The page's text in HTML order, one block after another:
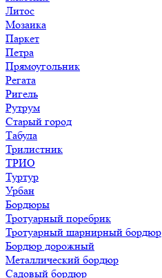
Литос
Мозаика
Паркет
Петра
Прямоугольник
Регата
Ригель
Рутрум
Старый город
Табула
Трилистник
ТРИО
Туртур
Урбан
Бордюры
Тротуарный поребрик
Тротуарный шарнирный бордюр
Бордюр дорожный
Металлический бордюр
Садовый бордюр